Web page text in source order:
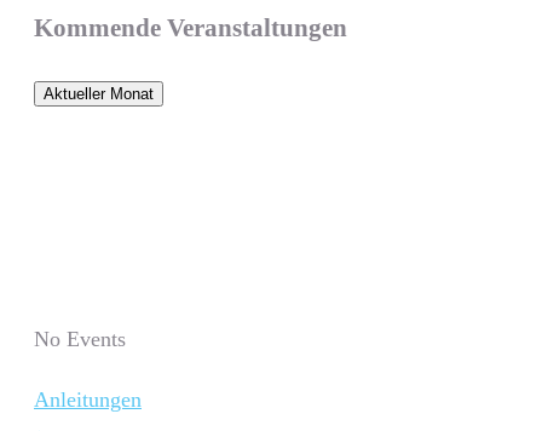
Kommende Veranstaltungen
Aktueller Monat
No Events
Anleitungen